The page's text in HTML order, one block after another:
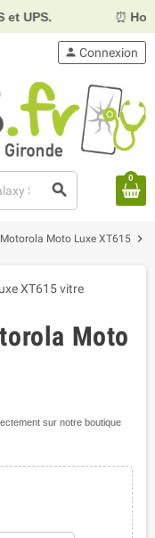
Horaires :
search
person Connexion
0
Motorola Moto Luxe XT615 chevron_right
Moto
sur notre boutique